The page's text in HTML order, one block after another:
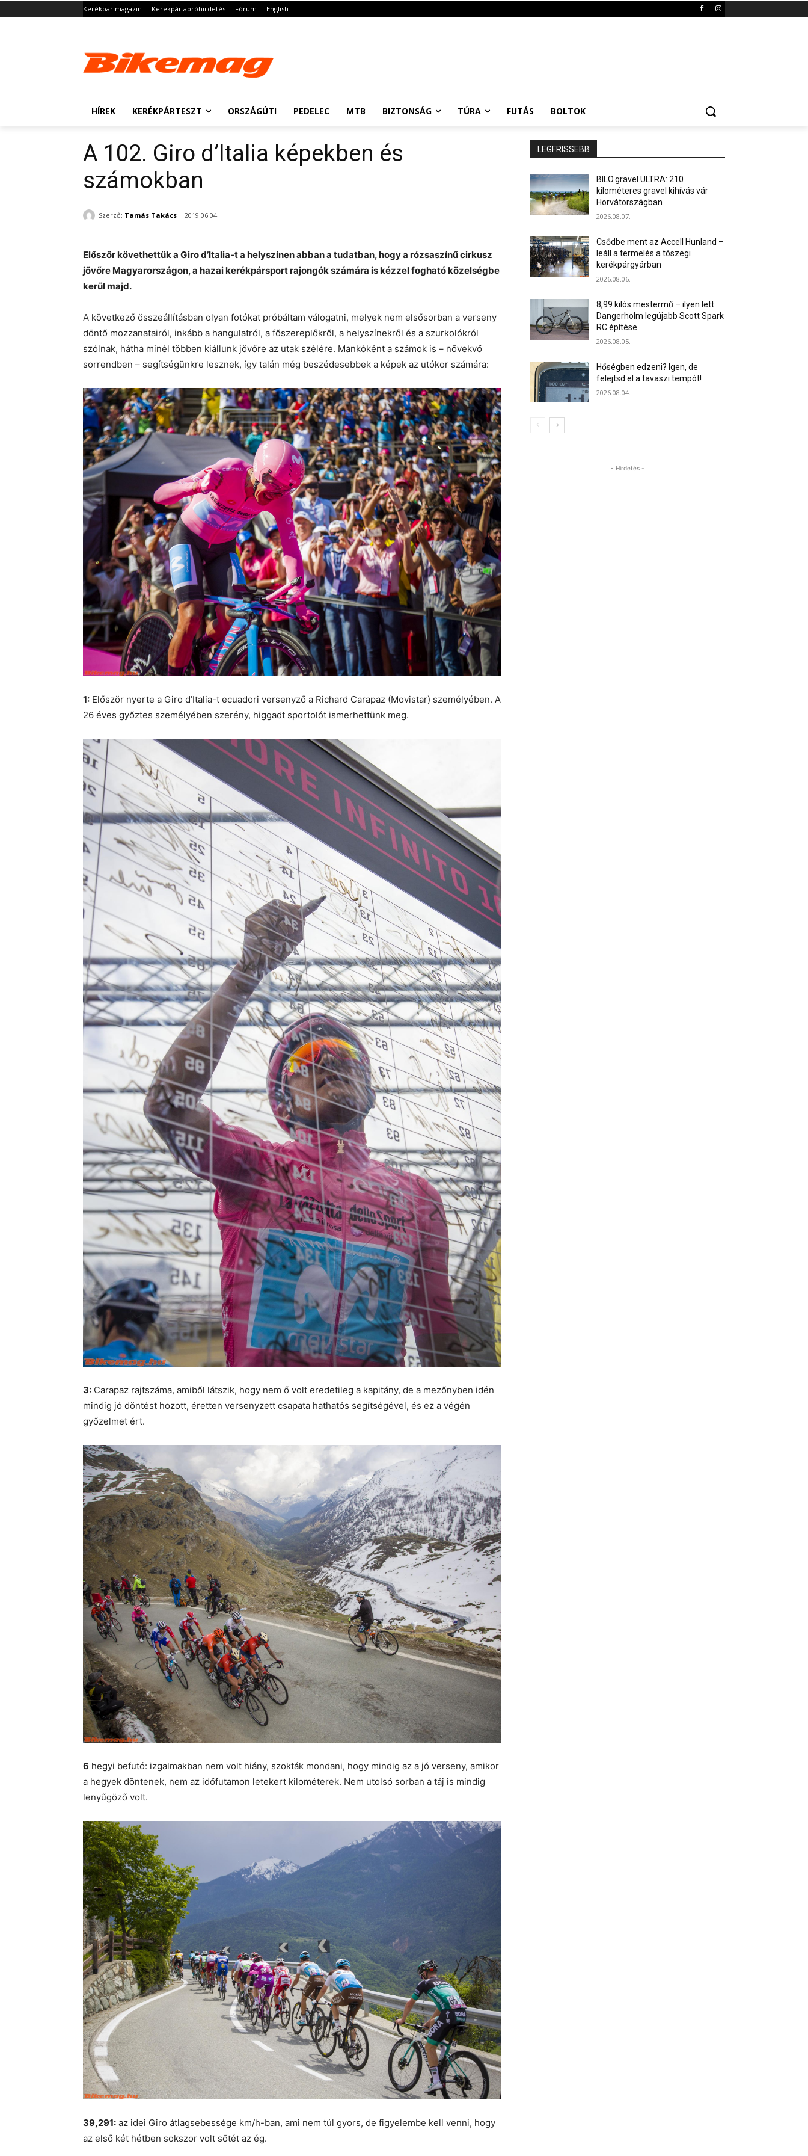
Kerékpár magazin Kerékpár apróhirdetés Fórum English
HÍREK KERÉKPÁRTESZT ORSZÁGÚTI PEDELEC MTB BIZTONSÁG TÚRA FUTÁS BOLTOK
A 102. Giro d’Italia képekben és
számokban
Szerző: Tamás Takács 2019.06.04.
Először követhettük a Giro d’Italia-t a helyszínen abban a tudatban, hogy a rózsaszínű cirkusz
jövőre Magyarországon, a hazai kerékpársport rajongók számára is kézzel fogható közelségbe
kerül majd.
A következő összeállításban olyan fotókat próbáltam válogatni, melyek nem elsősorban a verseny
döntő mozzanatairól, inkább a hangulatról, a főszereplőkről, a helyszínekről és a szurkolókról
szólnak, hátha minél többen kiállunk jövőre az utak szélére. Mankóként a számok is – növekvő
sorrendben – segítségünkre lesznek, így talán még beszédesebbek a képek az utókor számára:
1: Először nyerte a Giro d’Italia-t ecuadori versenyző a Richard Carapaz (Movistar) személyében. A
26 éves győztes személyében szerény, higgadt sportolót ismerhettünk meg.
3: Carapaz rajtszáma, amiből látszik, hogy nem ő volt eredetileg a kapitány, de a mezőnyben idén
mindig jó döntést hozott, éretten versenyzett csapata hathatós segítségével, és ez a végén
győzelmet ért.
6 hegyi befutó: izgalmakban nem volt hiány, szokták mondani, hogy mindig az a jó verseny, amikor
a hegyek döntenek, nem az időfutamon letekert kilométerek. Nem utolsó sorban a táj is mindig
lenyűgöző volt.
39,291: az idei Giro átlagsebessége km/h-ban, ami nem túl gyors, de figyelembe kell venni, hogy
az első két hétben sokszor volt sötét az ég.
LEGFRISSEBB
BILO.gravel ULTRA: 210
kilométeres gravel kihívás vár
Horvátországban
2026.08.07.
Csődbe ment az Accell Hunland –
leáll a termelés a tószegi
kerékpárgyárban
2026.08.06.
8,99 kilós mestermű – ilyen lett
Dangerholm legújabb Scott Spark
RC építése
2026.08.05.
Hőségben edzeni? Igen, de
felejtsd el a tavaszi tempót!
2026.08.04.
- Hirdetés -